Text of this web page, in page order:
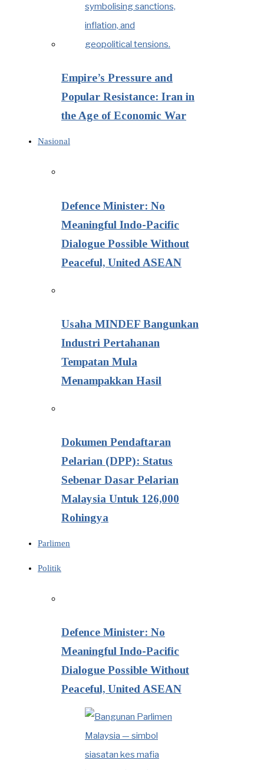
Empire’s Pressure and
Popular Resistance: Iran in
the Age of Economic War
Nasional
Defence Minister: No
Meaningful Indo-Pacific
Dialogue Possible Without
Peaceful, United ASEAN
Usaha MINDEF Bangunkan
Industri Pertahanan
Tempatan Mula
Menampakkan Hasil
Dokumen Pendaftaran
Pelarian (DPP): Status
Sebenar Dasar Pelarian
Malaysia Untuk 126,000
Rohingya
Parlimen
Politik
Defence Minister: No
Meaningful Indo-Pacific
Dialogue Possible Without
Peaceful, United ASEAN